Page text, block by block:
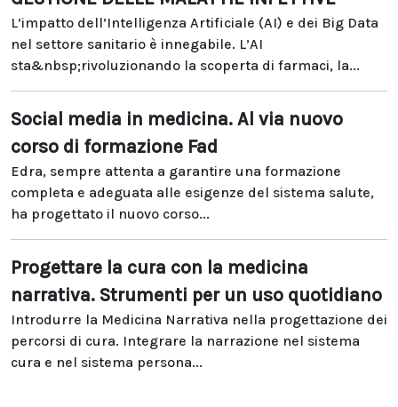
L’impatto dell’Intelligenza Artificiale (AI) e dei Big Data
nel settore sanitario è innegabile. L’AI
sta&nbsp;rivoluzionando la scoperta di farmaci, la...
Social media in medicina. Al via nuovo
corso di formazione Fad
Edra, sempre attenta a garantire una formazione
completa e adeguata alle esigenze del sistema salute,
ha progettato il nuovo corso...
Progettare la cura con la medicina
narrativa. Strumenti per un uso quotidiano
Introdurre la Medicina Narrativa nella progettazione dei
percorsi di cura. Integrare la narrazione nel sistema
cura e nel sistema persona...